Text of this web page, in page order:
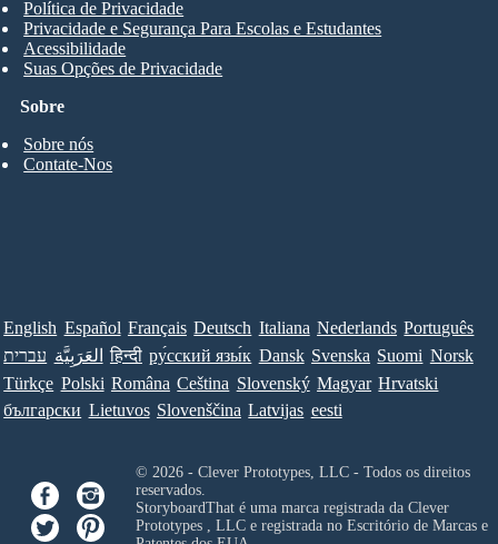
Sobre
Sobre nós
Contate-Nos
Política de Privacidade
Privacidade e Segurança Para Escolas e Estudantes
Acessibilidade
Suas Opções de Privacidade
English Español Français Deutsch Italiana Nederlands Português
עברית العَرَبِيَّة हिन्दी ру́сский язы́к Dansk Svenska Suomi Norsk
Türkçe Polski Româna Ceština Slovenský Magyar Hrvatski
български Lietuvos Slovenščina Latvijas eesti
© 2026 - Clever Prototypes, LLC - Todos os direitos
reservados.
StoryboardThat é uma marca registrada da Clever
Prototypes , LLCe registrada no Escritório de Marcas e